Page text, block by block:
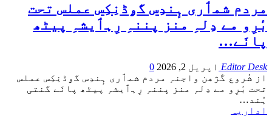
مردم شمٲری ہٕندِس گۄڈنِکِس عملس تحت
بٔرِو مے دِلہِ منز پننہِ رِہٲیشہِ پیٹھ
پانَے…
Editor Desk اپریل 2, 2026
0
از شُروع گَژھن واجنہِ مردم شمٲری ہٕندِس گۄڈنِکِس عملس
تحت بٔرِو مے دِلہِ منز پننہِ رِہٲیشہِ پیٹھ پانَے گنتی
ہُند …
اداریہ